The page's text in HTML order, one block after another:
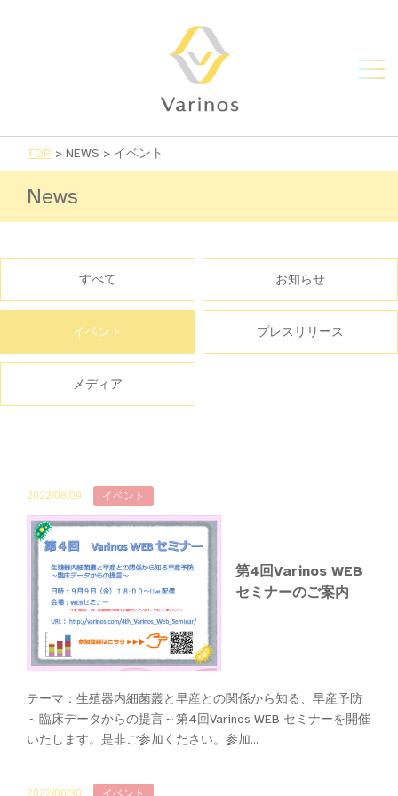
TOP > NEWS > イベント
News
すべて お知らせ
イベント プレスリリース
メディア
2022/08/09 イベント
第4回Varinos WEB
セミナーのご案内
テーマ：生殖器内細菌叢と早産との関係から知る、早産予防
～臨床データからの提言～第4回Varinos WEB セミナーを開催
いたします。是非ご参加ください。参加...
2022/06/30 イベント